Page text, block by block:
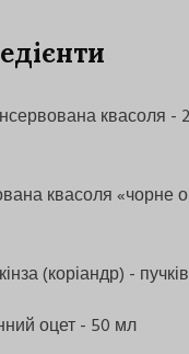
квасоля -
квасоля «чорне
(коріандр) - пучків
оцет- 50 мл